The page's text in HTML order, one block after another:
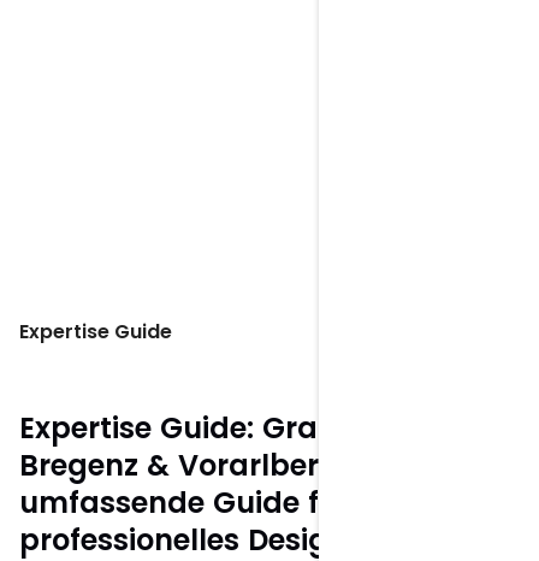
Expertise Guide
Expertise Guide: Grafikdesign
Bregenz & Vorarlberg – Der
umfassende Guide für
professionelles Design